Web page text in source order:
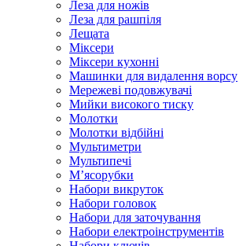
Леза для ножів
Леза для рашпіля
Лещата
Міксери
Міксери кухонні
Машинки для видалення ворсу
Мережеві подовжувачі
Мийки високого тиску
Молотки
Молотки відбійні
Мультиметри
Мультипечі
М’ясорубки
Набори викруток
Набори головок
Набори для заточування
Набори електроінструментів